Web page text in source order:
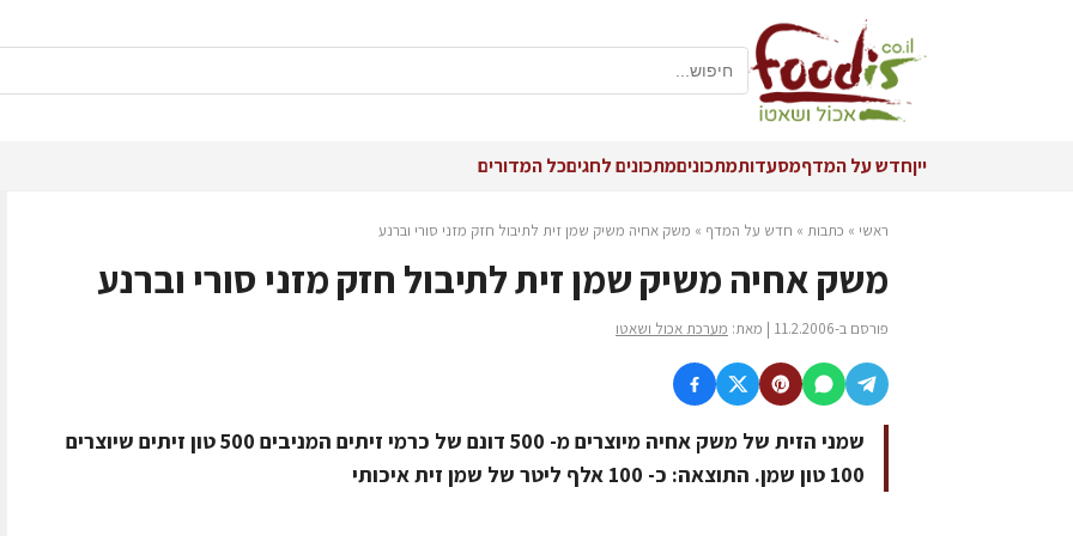
ייןחדש על המדףמסעדותמתכוניםמתכונים לחגיםכל המדורים
ראשי » כתבות » חדש על המדף » משק אחיה משיק שמן זית לתיבול חזק מזני סורי וברנע
משק אחיה משיק שמן זית לתיבול חזק מזני סורי וברנע
פורסם ב-11.2.2006 | מאת: מערכת אכול ושאטו
שמני הזית של משק אחיה מיוצרים מ- 500 דונם של כרמי זיתים המניבים 500 טון זיתים שיוצרים
100 טון שמן. התוצאה: כ- 100 אלף ליטר של שמן זית איכותי